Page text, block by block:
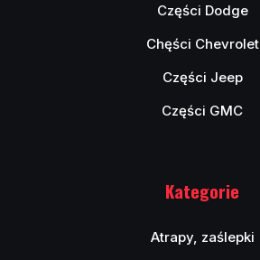
Części Dodge
Chęści Chevrolet
Części Jeep
Części GMC
Kategorie
Atrapy, zaślepki